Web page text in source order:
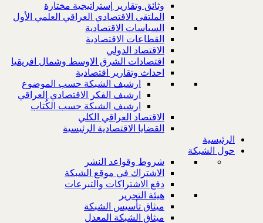
وثائق وتقارير إستراتيجية مختارة
الملتقى الاقتصادي العراقي العلمي الأول
السياسات الاقتصادية
القطاعات الاقتصادية
الاقتصاد الدولي
اقتصادات الشرق الاوسط وشمال افريقيا
احداث وتقارير اقتصادية
ارشيف الشبكة حسب الموضوع
ارشيف الفكر الاقتصادي العراقي
ارشيف الشبكة حسب الكُتاب
الاقتصاد العراقي الكلي
القضايا الاقتصادية الرئيسية
الرئيسية
حول الشبكة
شروط وقواعد النشر
الاشتراك في موقع الشبكة
دفع الاشتراكات والتبرعات
هيئة التحرير
ميثاق تأسيس الشبكة
ميثاق الشبكة المعدل